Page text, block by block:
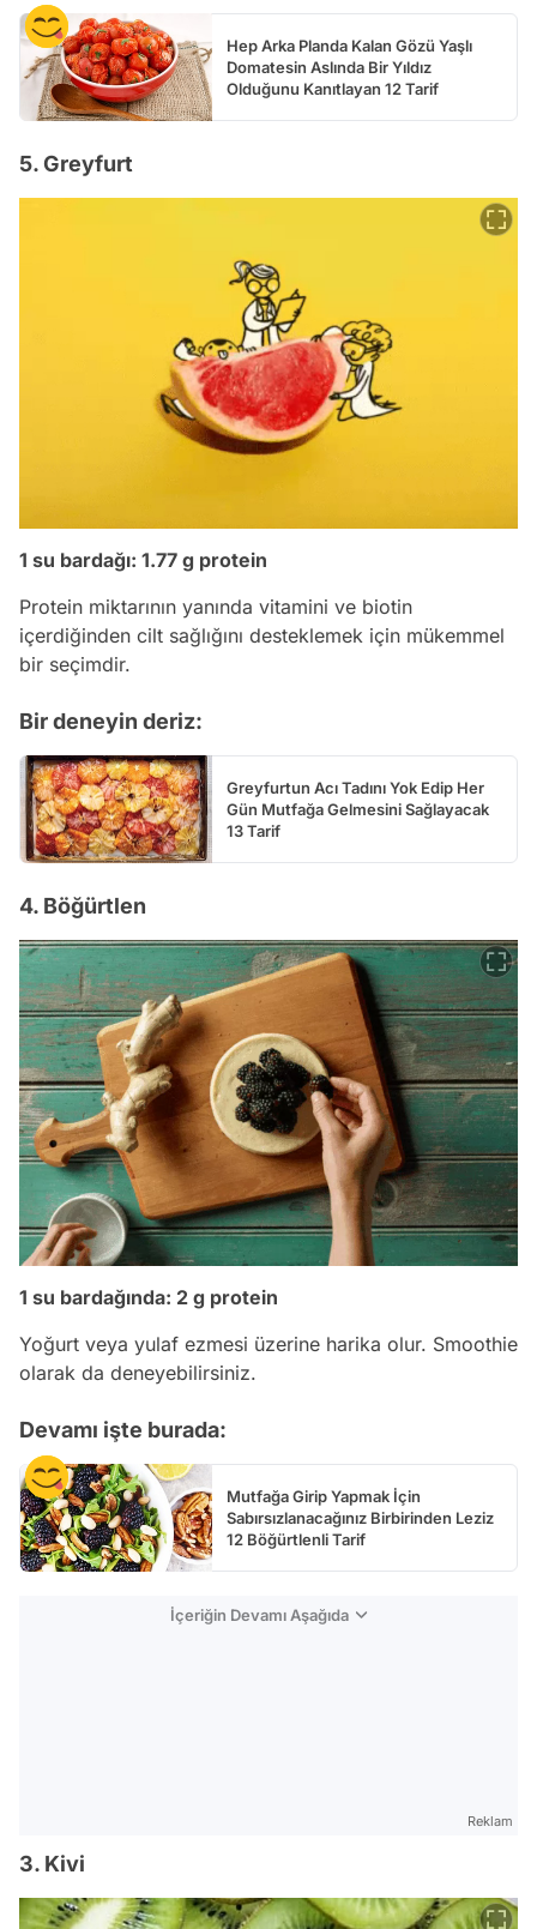
Hep Arka Planda Kalan Gözü Yaşlı
Domatesin Aslında Bir Yıldız
Olduğunu Kanıtlayan 12 Tarif
5. Greyfurt
1 su bardağı: 1.77 g protein
Protein miktarının yanında vitamini ve biotin
içerdiğinden cilt sağlığını desteklemek için mükemmel
bir seçimdir.
Bir deneyin deriz:
Greyfurtun Acı Tadını Yok Edip Her
Gün Mutfağa Gelmesini Sağlayacak
13 Tarif
4. Böğürtlen
1 su bardağında: 2 g protein
Yoğurt veya yulaf ezmesi üzerine harika olur. Smoothie
olarak da deneyebilirsiniz.
Devamı işte burada:
Mutfağa Girip Yapmak İçin
Sabırsızlanacağınız Birbirinden Leziz
12 Böğürtlenli Tarif
İçeriğin Devamı Aşağıda
Reklam
3. Kivi